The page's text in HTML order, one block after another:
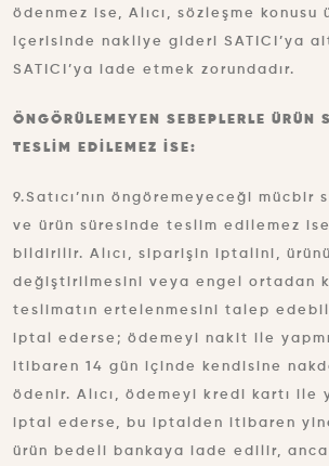
ödenmez ise, Alıcı, sözleşme konusu
içerisinde nakliye gideri SATICI’ya
SATICI’ya iade etmek zorundadır.
ÖNGÖRÜLEMEYEN SEBEPLERLE ÜRÜN
TESLİM EDİLEMEZ İSE:
9.Satıcı’nın öngöremeyeceği mücbir
ve ürün süresinde teslim edilemez ise,
bildirilir. Alıcı, siparişin iptalini,
değiştirilmesini veya engel ortadan
teslimatın ertelenmesini talep
iptal ederse; ödemeyi nakit ile
itibaren 14 gün içinde kendisine
ödenir. Alıcı, ödemeyi kredi kartı ile
iptal ederse, bu iptalden itibaren
ürün bedeli bankaya iade edilir,